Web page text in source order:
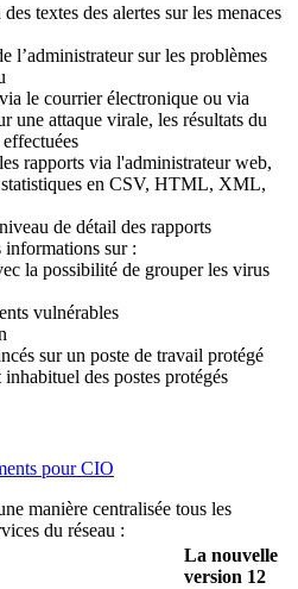
textes des alertes sur les menaces
l’administrateur sur les problèmes
le courrier électronique ou via
une attaque virale, les résultats du
rapports via l'administrateur web,
statistiques en СSV, HTML, XML,
de détail des rapports
informations sur :
la possibilité de grouper les virus
vulnérables
sur un poste de travail protégé
des postes protégés
pour CIO
manière centralisée tous les
du réseau :
La nouvelle
version 12